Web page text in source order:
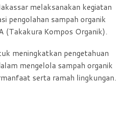
melaksanakan kegiatan
pengolahan sampah organik
(Takakura Kompos Organik).
meningkatkan pengetahuan
mengelola sampah organik
serta ramah lingkungan.